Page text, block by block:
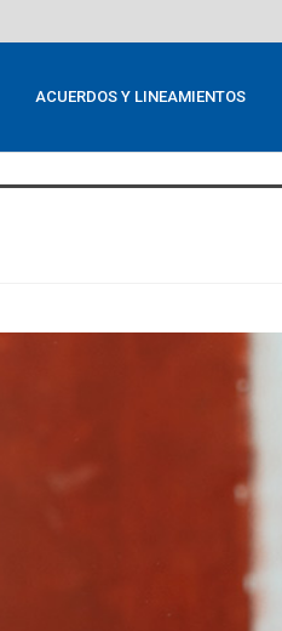
ACUERDOS Y LINEAMIENTOS